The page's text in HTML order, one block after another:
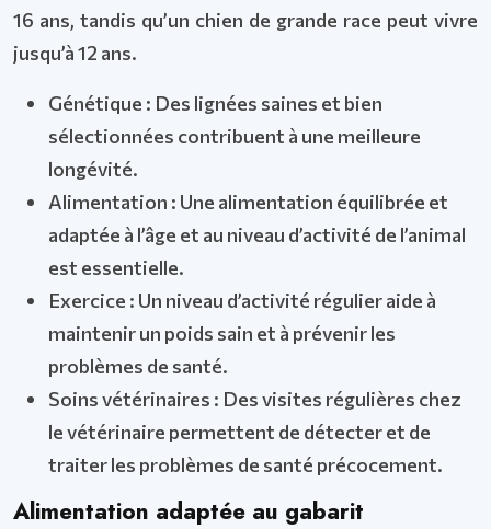
16 ans, tandis qu’un chien de grande race peut vivre
jusqu’à 12 ans.
Génétique : Des lignées saines et bien
sélectionnées contribuent à une meilleure
longévité.
Alimentation : Une alimentation équilibrée et
adaptée à l’âge et au niveau d’activité de l’animal
est essentielle.
Exercice : Un niveau d’activité régulier aide à
maintenir un poids sain et à prévenir les
problèmes de santé.
Soins vétérinaires : Des visites régulières chez
le vétérinaire permettent de détecter et de
traiter les problèmes de santé précocement.
Alimentation adaptée au gabarit